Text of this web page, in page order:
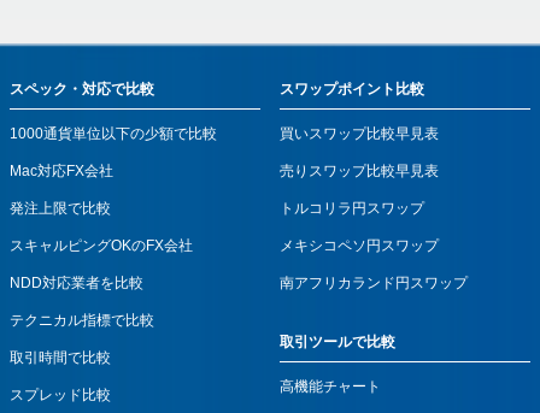
スペック・対応で比較
1000通貨単位以下の少額で比較
Mac対応FX会社
発注上限で比較
スキャルピングOKのFX会社
NDD対応業者を比較
テクニカル指標で比較
取引時間で比較
スプレッド比較
スワップポイント比較
買いスワップ比較早見表
売りスワップ比較早見表
トルコリラ円スワップ
メキシコペソ円スワップ
南アフリカランド円スワップ
取引ツールで比較
高機能チャート